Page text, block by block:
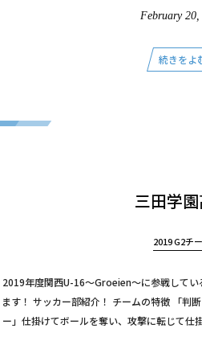
February 20,
続きをよ
三田学
2019 G2チ
2019年度関西U-16～Groeien～に参戦して
ます！ サッカー部紹介！ チームの特徴 「判
ー」仕掛けてボールを奪い、攻撃に転じて仕